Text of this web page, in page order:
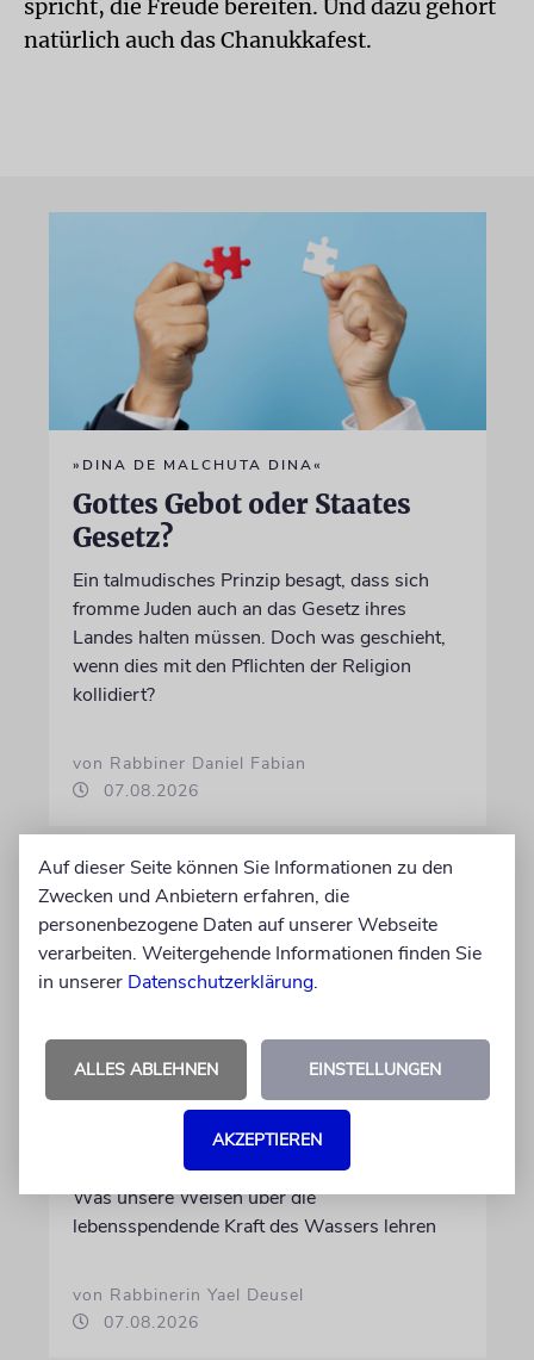
spricht, die Freude bereiten. Und dazu gehört
natürlich auch das Chanukkafest.
»DINA DE MALCHUTA DINA«
Gottes Gebot oder Staates
Gesetz?
Ein talmudisches Prinzip besagt, dass sich
fromme Juden auch an das Gesetz ihres
Landes halten müssen. Doch was geschieht,
wenn dies mit den Pflichten der Religion
kollidiert?
von Rabbiner Daniel Fabian
07.08.2026
TALMUDISCHES
Was unsere Weisen über die
lebensspendende Kraft des Wassers lehren
von Rabbinerin Yael Deusel
07.08.2026
Auf dieser Seite können Sie Informationen zu den
Zwecken und Anbietern erfahren, die
personenbezogene Daten auf unserer Webseite
verarbeiten. Weitergehende Informationen finden Sie
in unserer Datenschutzerklärung.
ALLES ABLEHNEN EINSTELLUNGEN
AKZEPTIEREN